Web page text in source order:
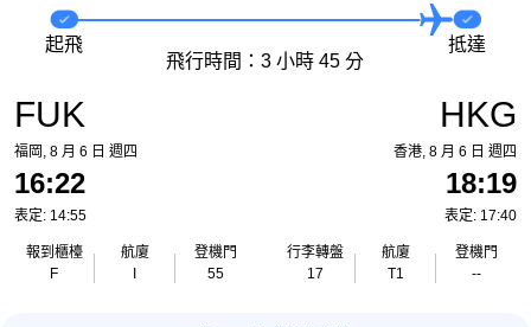
FUK
福岡, 8 月 6 日 週四
16:22
表定: 14:55
報到櫃檯
F
航廈
登機門
55
起飛
飛行時間：3 小時 45 分
抵達
HKG
香港, 8 月 6 日 週四
18:19
表定: 17:40
行李轉盤
17
航廈
T1
登機門
--